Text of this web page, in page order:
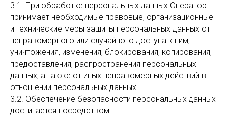
3.1. При обработке персональных данных Оператор
принимает необходимые правовые, организационные
и технические меры защиты персональных данных от
неправомерного или случайного доступа к ним,
уничтожения, изменения, блокирования, копирования,
предоставления, распространения персональных
данных, а также от иных неправомерных действий в
отношении персональных данных.
3.2. Обеспечение безопасности персональных данных
достигается посредством: